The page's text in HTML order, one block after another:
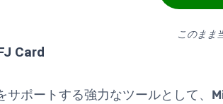
このまま
Card
サポートする強力なツールとして、